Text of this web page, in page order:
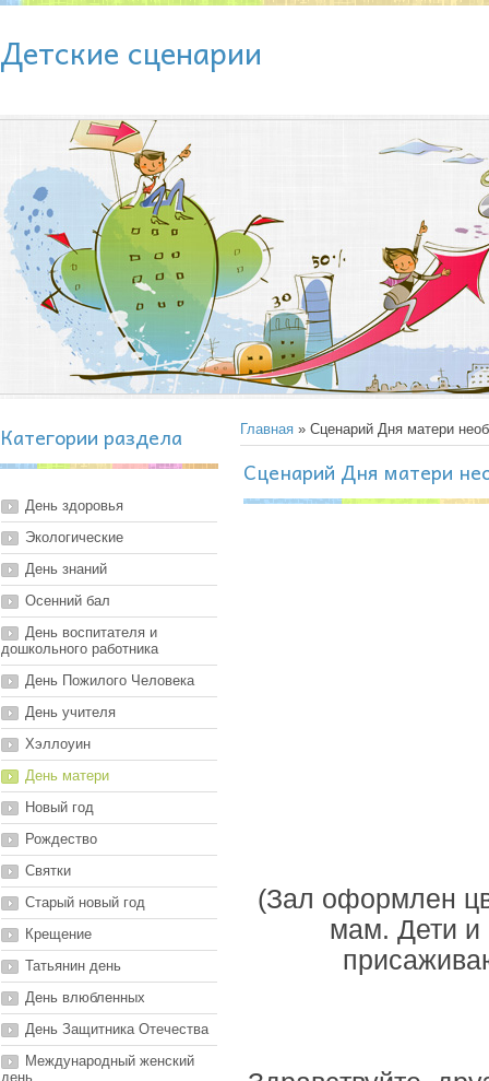
Детские сценарии
Категории раздела
День здоровья
Экологические
День знаний
Осенний бал
День воспитателя и
дошкольного работника
День Пожилого Человека
День учителя
Хэллоуин
День матери
Новый год
Рождество
Святки
Старый новый год
Крещение
Татьянин день
День влюбленных
День Защитника Отечества
Международный женский
день
Главная » Сценарий Дня матери
Сценарий Дня матери
(Зал оформлен
мам. Дети и